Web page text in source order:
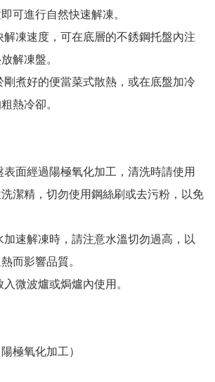
可進行自然快速解凍。
解凍盤。
熱冷卻。
潔精，切勿使用鋼絲刷或去污粉，以免
而影響品質。
極氧化加工）